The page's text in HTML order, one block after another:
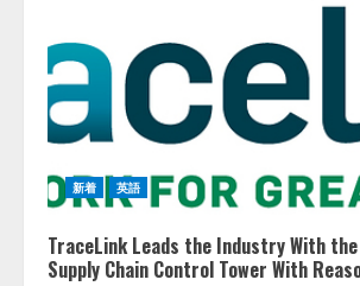
新着 英語
TraceLink Leads the Industry With
Supply Chain Control Tower With